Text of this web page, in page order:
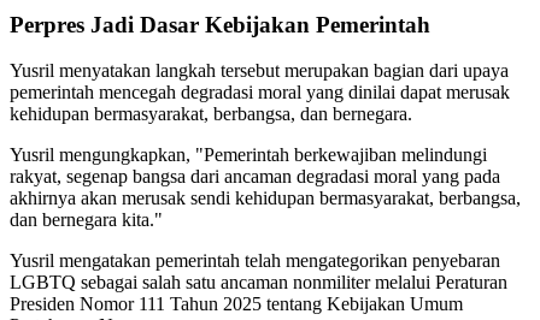
Perpres Jadi Dasar Kebijakan Pemerintah
Yusril menyatakan langkah tersebut merupakan bagian dari upaya
pemerintah mencegah degradasi moral yang dinilai dapat merusak
kehidupan bermasyarakat, berbangsa, dan bernegara.
Yusril mengungkapkan, "Pemerintah berkewajiban melindungi
rakyat, segenap bangsa dari ancaman degradasi moral yang pada
akhirnya akan merusak sendi kehidupan bermasyarakat, berbangsa,
dan bernegara kita."
Yusril mengatakan pemerintah telah mengategorikan penyebaran
LGBTQ sebagai salah satu ancaman nonmiliter melalui Peraturan
Presiden Nomor 111 Tahun 2025 tentang Kebijakan Umum